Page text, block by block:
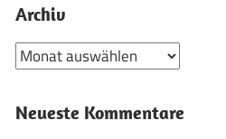
Archiv
Archiv
Neueste Kommentare